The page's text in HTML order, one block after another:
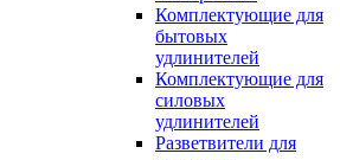
Комплектующие для
бытовых
удлинителей
Комплектующие для
силовых
удлинителей
Разветвители для